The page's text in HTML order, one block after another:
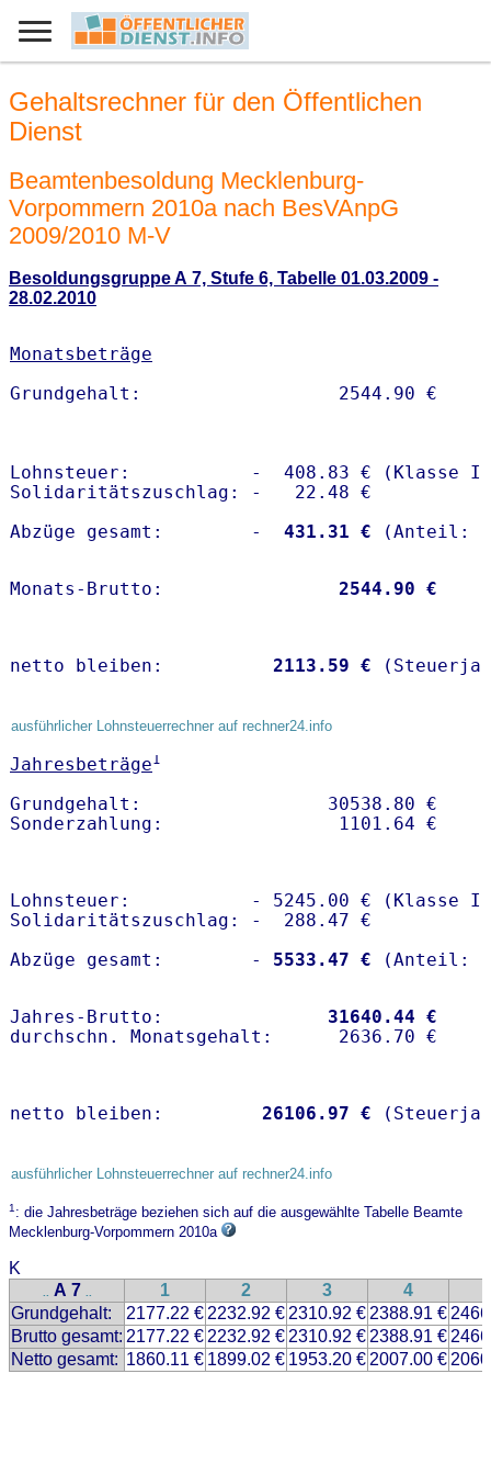
Gehaltsrechner für den Öffentlichen
Dienst
Beamtenbesoldung Mecklenburg-
Vorpommern 2010a nach BesVAnpG
2009/2010 M-V
Besoldungsgruppe A 7, Stufe 6, Tabelle 01.03.2009 -
28.02.2010
Monatsbeträge
Lohnsteuer:           -  408.83 € (Klasse I)
Solidaritätszuschlag: -   22.48 €
Abzüge gesamt:        -
  431.31 €
Monats-Brutto: 2544.90 €
netto bleiben: 2113.59 €
ausführlicher Lohnsteuerrechner auf rechner24.info
Jahresbeträge1
Grundgehalt:                 30538.80 €
Lohnsteuer:           - 5245.00 € (Klasse I)
Solidaritätszuschlag: -  288.47 €
Abzüge gesamt:        -
5533.47 €
Jahres-Brutto: 31640.44 €
netto bleiben: 26106.97 €
ausführlicher Lohnsteuerrechner auf rechner24.info
1: die Jahresbeträge beziehen sich auf die ausgewählte Tabelle Beamte
Mecklenburg-Vorpommern 2010a
K
.. A 7 .. 1 2 3 4
Grundgehalt:
2177.22 € 2232.92 € 2310.92 € 2388.91 €
Brutto gesamt: 2177.22 € 2232.92 € 2310.92 € 2388.91 €
Netto gesamt: 1860.11 € 1899.02 € 1953.20 € 2007.00 €